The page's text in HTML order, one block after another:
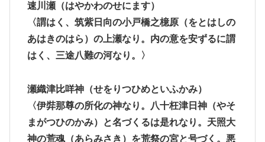
速川瀬（はやかわのせにます）
〈謂はく、筑紫日向の小戸橋之檍原（をとはしの
あはきのはら）の上瀬なり。内の意を安ずるに謂
はく、三途八難の河なり。〉
瀬織津比咩神（せをりつひめといふかみ）
〈伊弉那尊の所化の神なり。八十枉津日神（やそ
まがつひのかみ）と名づくるは是れなり。天照大
神の荒魂（あらみさき）を荒祭の宮と号づく。悪